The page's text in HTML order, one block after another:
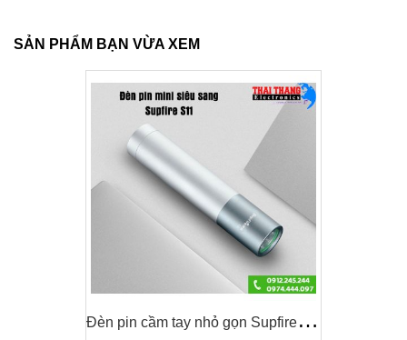
SẢN PHẨM BẠN VỪA XEM
Đ
èn pin cầm tay nhỏ gọn Supfire S11